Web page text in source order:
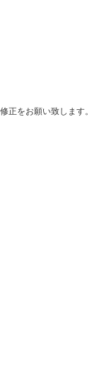
をお願い致します。